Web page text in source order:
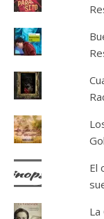
El
La